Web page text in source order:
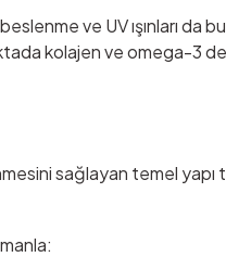
ve UV ışınları da bu
kolajen ve omega-
sağlayan temel yapı